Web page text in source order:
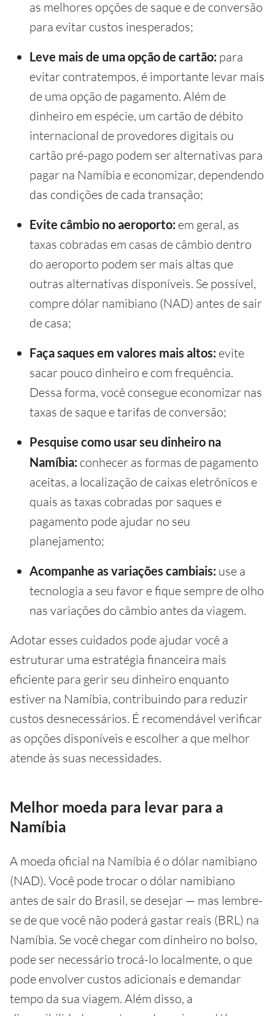
as melhores opções de saque e de conversão
para evitar custos inesperados;
Leve mais de uma opção de cartão: para
evitar contratempos, é importante levar mais
de uma opção de pagamento. Além de
dinheiro em espécie, um cartão de débito
internacional de provedores digitais ou
cartão pré-pago podem ser alternativas para
pagar na Namíbia e economizar, dependendo
das condições de cada transação;
Evite câmbio no aeroporto: em geral, as
taxas cobradas em casas de câmbio dentro
do aeroporto podem ser mais altas que
outras alternativas disponíveis. Se possível,
compre dólar namibiano (NAD) antes de sair
de casa;
Faça saques em valores mais altos: evite
sacar pouco dinheiro e com frequência.
Dessa forma, você consegue economizar nas
taxas de saque e tarifas de conversão;
Pesquise como usar seu dinheiro na
Namíbia: conhecer as formas de pagamento
aceitas, a localização de caixas eletrônicos e
quais as taxas cobradas por saques e
pagamento pode ajudar no seu
planejamento;
Acompanhe as variações cambiais: use a
tecnologia a seu favor e fique sempre de olho
nas variações do câmbio antes da viagem.
Adotar esses cuidados pode ajudar você a
estruturar uma estratégia financeira mais
eficiente para gerir seu dinheiro enquanto
estiver na Namíbia, contribuindo para reduzir
custos desnecessários. É recomendável verificar
as opções disponíveis e escolher a que melhor
atende às suas necessidades.
Melhor moeda para levar para a
Namíbia
A moeda oficial na Namíbia é o dólar namibiano
(NAD). Você pode trocar o dólar namibiano
antes de sair do Brasil, se desejar — mas lembre-
se de que você não poderá gastar reais (BRL) na
Namíbia. Se você chegar com dinheiro no bolso,
pode ser necessário trocá-lo localmente, o que
pode envolver custos adicionais e demandar
tempo da sua viagem. Além disso, a